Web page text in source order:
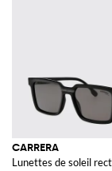
CARRERA
Lunettes de soleil